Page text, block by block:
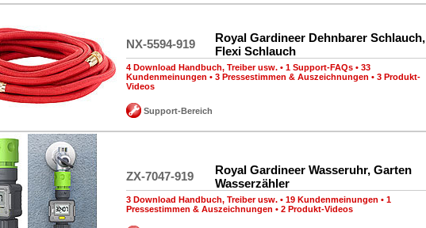
NX-5594-919
Royal Gardineer Dehnbarer Schlauch,
Flexi Schlauch
4 Download Handbuch, Treiber usw. • 1 Support-FAQs • 33
Kundenmeinungen • 3 Pressestimmen & Auszeichnungen • 3 Produkt-
Videos
Support-Bereich
ZX-7047-919
Royal Gardineer Wasseruhr, Garten
Wasserzähler
3 Download Handbuch, Treiber usw. • 19 Kundenmeinungen • 1
Pressestimmen & Auszeichnungen • 2 Produkt-Videos